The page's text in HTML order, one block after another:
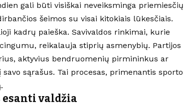
gali būti visiškai neveiksminga priemiesčių
šeimos su visai kitokiais lūkesčiais.
kadrų paieška. Savivaldos rinkimai, kurie
reikalauja stiprių asmenybių. Partijos
aktyvius bendruomenių pirmininkus ar
sąrašus. Tai procesas, primenantis sporto
esanti valdžia